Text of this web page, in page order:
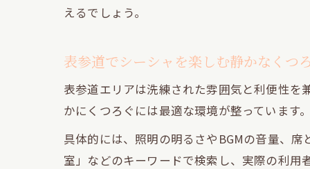
えるでしょう。
表参道でシーシャを楽しむ静かなくつ
表参道エリアは洗練された雰囲気と利便性
かにくつろぐには最適な環境が整っています。
具体的には、照明の明るさやBGMの音量、
室」などのキーワードで検索し、実際の利用